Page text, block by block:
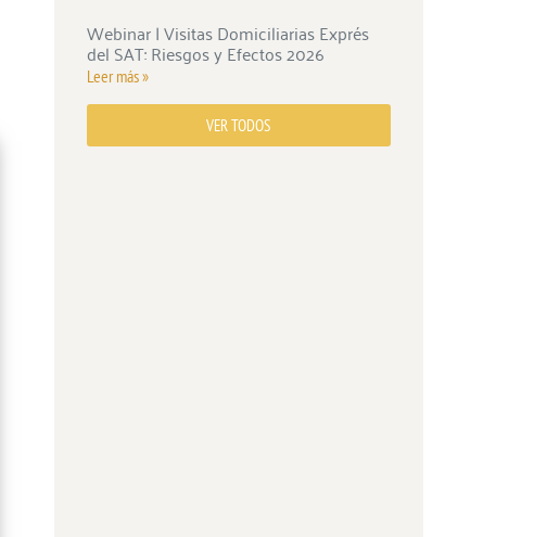
Webinar | Visitas Domiciliarias Exprés
del SAT: Riesgos y Efectos 2026
Leer más »
VER TODOS